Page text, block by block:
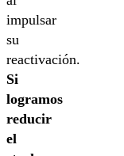
impulsar
su
reactivación.
Si
logramos
reducir
el